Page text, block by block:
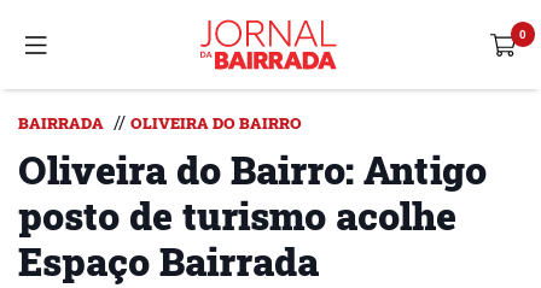
BAIRRADA // OLIVEIRA DO BAIRRO
Oliveira do Bairro: Antigo
posto de turismo acolhe
Espaço Bairrada